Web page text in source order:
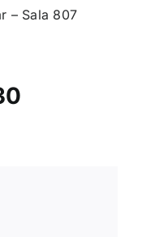
– Sala 807